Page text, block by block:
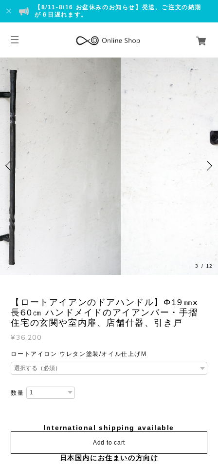
【8/11-8/16 お盆休みのお知らせ】発送、ご注文の納期
が６日遅れます。
3 / 12
【ロートアイアンのドアハンドル】Φ19㎜x
長60㎝ ハンドメイドのアイアンバー・手摺
住宅の玄関や室内扉、店舗什器、引き戸
¥36,200
ロートアイロン ウレタン塗装/オイル仕上げM
数量
International shipping available
Add to cart
日本国内にお住まいの方向け